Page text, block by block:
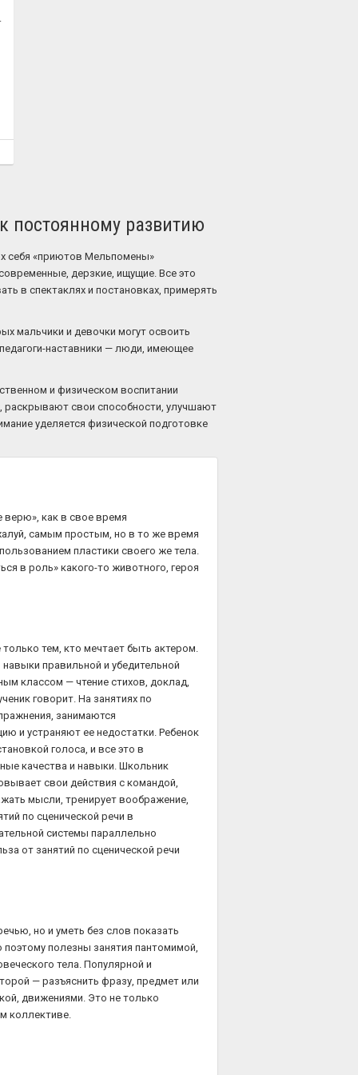
постоянному развитию
себя «приютов Мельпомены»
дерзкие, ищущие. Все это
в спектаклях и постановках, примерять
мальчики и девочки могут освоить
наставники — люди, имеющее
и физическом воспитании
раскрывают свои способности, улучшают
уделяется физической подготовке
верю», как в свое время
самым простым, но в то же время
пластики своего же тела.
в роль» какого-то животного, героя
тем, кто мечтает быть актером.
правильной и убедительной
классом — чтение стихов, доклад,
говорит. На занятиях по
занимаются
и устраняют ее недостатки. Ребенок
голоса, и все это в
качества и навыки. Школьник
свои действия с командой,
мысли, тренирует воображение,
по сценической речи в
системы параллельно
от занятий по сценической речи
но и уметь без слов показать
полезны занятия пантомимой,
тела. Популярной и
— разъяснить фразу, предмет или
движениями. Это не только
коллективе.